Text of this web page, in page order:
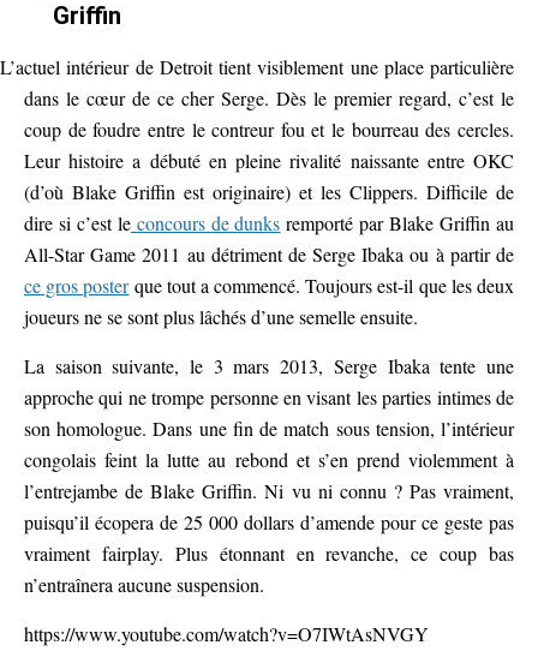
Griffin
L’actuel intérieur de Detroit tient visiblement une place particulière
dans le cœur de ce cher Serge. Dès le premier regard, c’est le
coup de foudre entre le contreur fou et le bourreau des cercles.
Leur histoire a débuté en pleine rivalité naissante entre OKC
(d’où Blake Griffin est originaire) et les Clippers. Difficile de
dire si c’est leconcours de dunks remporté par Blake Griffin au
All-Star Game 2011 au détriment de Serge Ibaka ou à partir de
ce gros posterque tout a commencé. Toujours est-il que les deux
joueurs ne se sont plus lâchés d’une semelle ensuite.
La saison suivante, le 3 mars 2013, Serge Ibaka tente une
approche qui ne trompe personne en visant les parties intimes de
son homologue. Dans une fin de match sous tension, l’intérieur
congolais feint la lutte au rebond et s’en prend violemment à
l’entrejambe de Blake Griffin. Ni vu ni connu ? Pas vraiment,
puisqu’il écopera de 25 000 dollars d’amende pour ce geste pas
vraiment fairplay. Plus étonnant en revanche, ce coup bas
n’entraînera aucune suspension.
https://www.youtube.com/watch?v=O7IWtAsNVGY